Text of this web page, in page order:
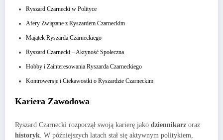
Ryszard Czarnecki w Polityce
Afery Związane z Ryszardem Czarneckim
Majątek Ryszarda Czarneckiego
Ryszard Czarnecki – Aktyność Społeczna
Hobby i Zainteresowania Ryszarda Czarneckiego
Kontrowersje i Ciekawostki o Ryszardzie Czarneckim
Kariera Zawodowa
Ryszard Czarnecki rozpoczął swoją karierę jako dziennikarz oraz
historyk . W późniejszych latach stał się aktywnym politykiem,